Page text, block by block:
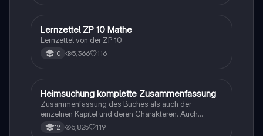
Mathe
Lernzettel ZP 10 Mathe
Lernzettel von der ZP 10
10 5,366 116
Deutsch
Heimsuchung komplette Zusammenfassung
Zusammenfassung des Buches als auch der
einzelnen Kapitel und deren Charakteren. Auch
tabellarisch. Im Unterricht ohne KI erstellt
12 5,825 119